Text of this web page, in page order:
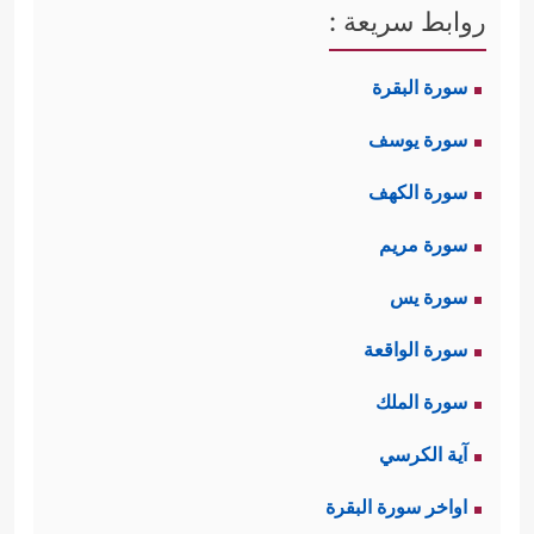
أما تلك المسائل التي يُنازعون فيها -
والتي تنقض هذه المشتركات - فقد
تناولتها هذه السورة المباركة كالآتي:
أولًا: استهلَّت السورة بموضوع القرآن
ورفض المشركين الإيمان به
تَنزِیلُ ٱلۡكِتَـٰبِ لَا رَیۡبَ فِیهِ مِن رَّبِّ ٱلۡعَـٰلَمِینَ
یَقُولُونَ ٱفۡتَرَىٰهُۚ بَلۡ هُوَ ٱلۡحَقُّ مِن رَّبِّكَ لِتُنذِرَ قَوۡمࣰا مَّاۤ
أَتَىٰهُم مِّن نَّذِیرࣲ مِّن قَبۡلِكَ لَعَلَّهُمۡ یَهۡتَدُونَ﴾
روابط سريعة :
سورة البقرة
سورة يوسف
سورة الكهف
سورة مريم
سورة يس
سورة الواقعة
سورة الملك
آية الكرسي
اواخر سورة البقرة